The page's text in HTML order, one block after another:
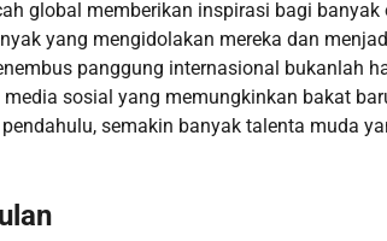
global memberikan inspirasi bagi
yang mengidolakan mereka dan
panggung internasional bukanlah
sosial yang memungkinkan bakat
semakin banyak talenta muda